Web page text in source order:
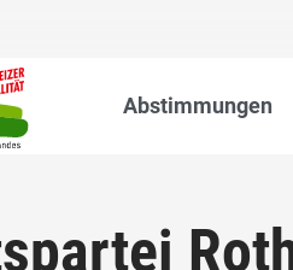
Abstimmungen